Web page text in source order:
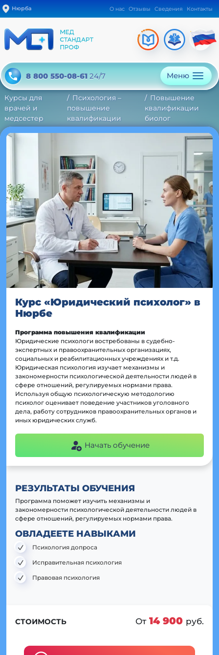
Нюрба О нас Отзывы Сведения Контакты
8 800 550-08-61 24/7 Меню
Курсы для
врачей и
медсестер
Психология –
повышение
квалификации
Повышение
квалификации
биолог
Курс «Юридический психолог» в
Нюрбе
Программа повышения квалификации
Юридические психологи востребованы в судебно-
экспертных и правоохранительных организациях,
социальных и реабилитационных учреждениях и т.д.
Юридическая психология изучает механизмы и
закономерности психологической деятельности людей в
сфере отношений, регулируемых нормами права.
Используя общую психологическую методологию
психолог оценивает поведение участников уголовного
дела, работу сотрудников правоохранительных органов и
иных юридических служб.
Начать обучение
РЕЗУЛЬТАТЫ ОБУЧЕНИЯ
Программа поможет изучить механизмы и
закономерности психологической деятельности людей в
сфере отношений, регулируемых нормами права.
ОВЛАДЕЕТЕ НАВЫКАМИ
Психология допроса
Исправительная психология
Правовая психология
СТОИМОСТЬ От 14 900 руб.